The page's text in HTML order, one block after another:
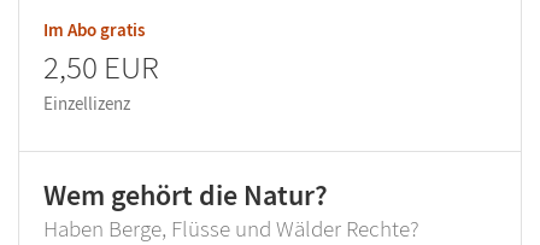
Im Abo gratis
2,50 EUR
Einzellizenz
Wem gehört die Natur?
Haben Berge, Flüsse und Wälder Rechte?